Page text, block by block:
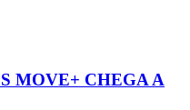
MOVE+ CHEGA A